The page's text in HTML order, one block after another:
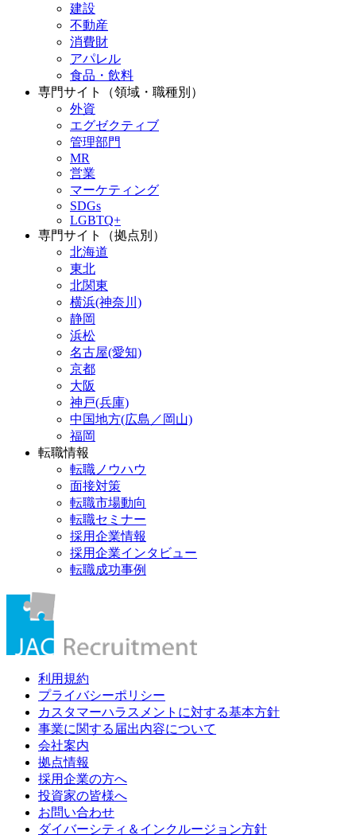
建設
不動産
消費財
アパレル
食品・飲料
専門サイト（領域・職種別）
外資
エグゼクティブ
管理部門
MR
営業
マーケティング
SDGs
LGBTQ+
専門サイト（拠点別）
北海道
東北
北関東
横浜(神奈川)
静岡
浜松
名古屋(愛知)
京都
大阪
神戸(兵庫)
中国地方(広島／岡山)
福岡
転職情報
転職ノウハウ
面接対策
転職市場動向
転職セミナー
採用企業情報
採用企業インタビュー
転職成功事例
利用規約
プライバシーポリシー
カスタマーハラスメントに対する基本方針
事業に関する届出内容について
会社案内
拠点情報
採用企業の方へ
投資家の皆様へ
お問い合わせ
ダイバーシティ＆インクルージョン方針